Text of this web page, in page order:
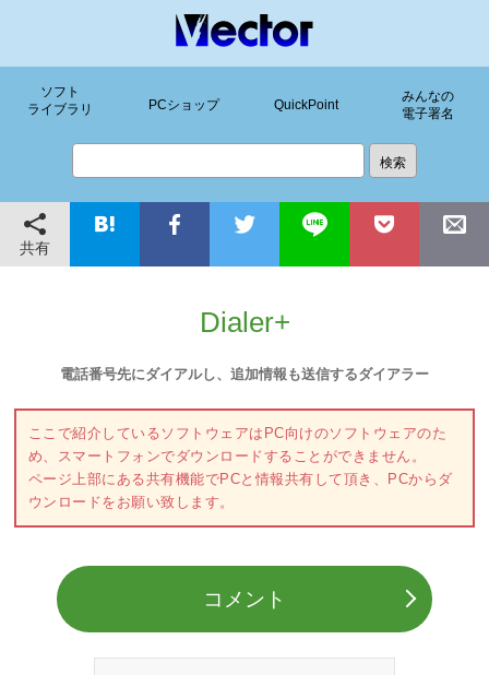
ソフト
ライブラリ
PCショップ QuickPoint
みんなの
電子署名
共有
Dialer+
電話番号先にダイアルし、追加情報も送信するダイアラー
ここで紹介しているソフトウェアはPC向けのソフトウェアのた
め、スマートフォンでダウンロードすることができません。
ページ上部にある共有機能でPCと情報共有して頂き、PCからダ
ウンロードをお願い致します。
コメント